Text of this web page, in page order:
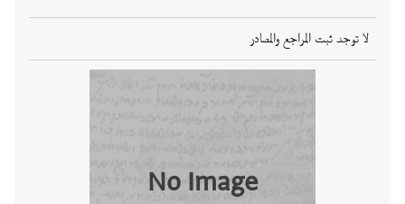
لا توجد ثبت المراجع والمصادر
No Image